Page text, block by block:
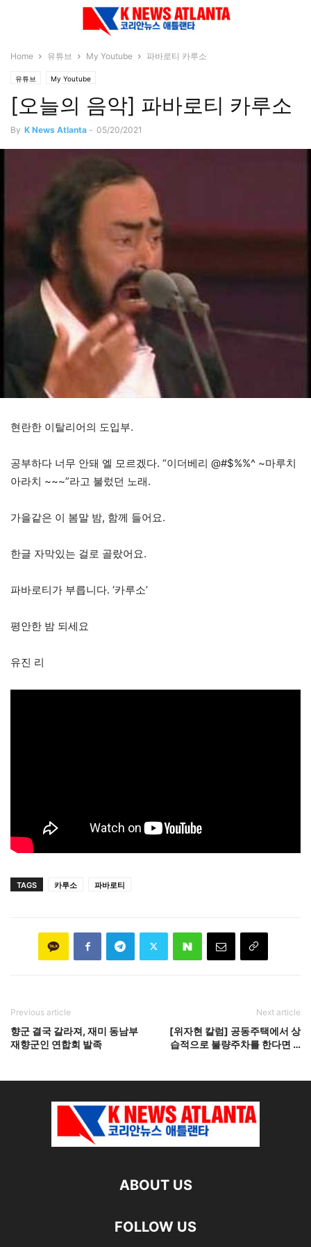
Home 유튜브 My Youtube 파바로티 카루소
유튜브 My Youtube
[오늘의 음악] 파바로티 카루소
By K News Atlanta - 05/20/2021
현란한 이탈리어의 도입부.
공부하다 너무 안돼 엘 모르겠다. “이더베리 @#$%%^ ~마루치
아라치 ~~~”라고 불렀던 노래.
가을같은 이 봄말 밤, 함께 들어요.
한글 자막있는 걸로 골랐어요.
파바로티가 부릅니다. ‘카루소’
평안한 밤 되세요
유진 리
TAGS 카루소 파바로티
Previous article
향군 결국 갈라져, 재미 동남부
재향군인 연합회 발족
Next article
[위자현 칼럼] 공동주택에서 상
습적으로 불량주차를 한다면 …
ABOUT US
FOLLOW US